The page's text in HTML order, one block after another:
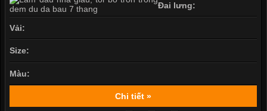
Đai lưng:
Vải:
Size:
Màu:
Chi tiết »